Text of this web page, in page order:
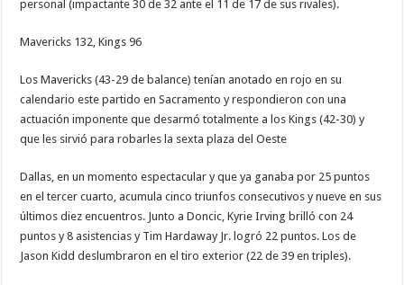
personal (impactante 30 de 32 ante el 11 de 17 de sus rivales).
Mavericks 132, Kings 96
Los Mavericks (43-29 de balance) tenían anotado en rojo en su
calendario este partido en Sacramento y respondieron con una
actuación imponente que desarmó totalmente a los Kings (42-30) y
que les sirvió para robarles la sexta plaza del Oeste
Dallas, en un momento espectacular y que ya ganaba por 25 puntos
en el tercer cuarto, acumula cinco triunfos consecutivos y nueve en sus
últimos diez encuentros. Junto a Doncic, Kyrie Irving brilló con 24
puntos y 8 asistencias y Tim Hardaway Jr. logró 22 puntos. Los de
Jason Kidd deslumbraron en el tiro exterior (22 de 39 en triples).